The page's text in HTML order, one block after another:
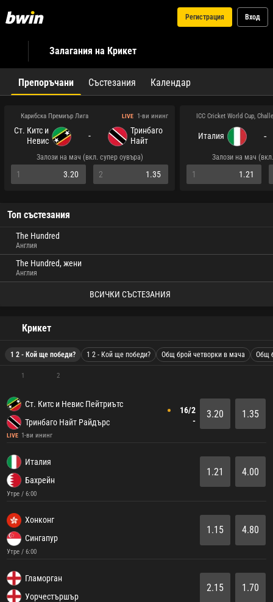
Регистрация Вход
Залагания на Крикет
Препоръчани Състезания Календар
Карибска Премиър Лига LIVE 1-ви ининг
Ст. Китс и
Невис
-
Тринбаго
Найт
Райдърс
Залози на мач (вкл. супер оувъра)
1 3.20 2 1.35
ICC Cricket World Cup,
Италия -
Залози на мач
1 1.21
Топ състезания
The Hundred
Англия
The Hundred, жени
Англия
ВСИЧКИ СЪСТЕЗАНИЯ
Крикет
1 2 - Кой ще победи? 1 2 - Кой ще победи? Общ брой четворки в мача Общ
1 2
Ст. Китс и Невис Пейтриътс
Тринбаго Найт Райдърс
LIVE 1-ви ининг
16/2
-
3.20 1.35
Италия
Бахрейн
Утре / 6:00
1.21 4.00
Хонконг
Сингапур
Утре / 6:00
1.15 4.80
Гламорган
Уорчестършър
2.15 1.70